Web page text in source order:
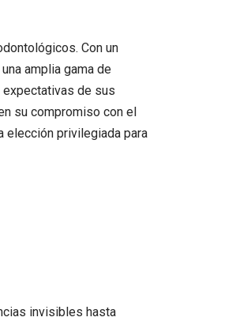
Con un
amplia gama de
de sus
su compromiso con el
elección privilegiada para
invisibles hasta